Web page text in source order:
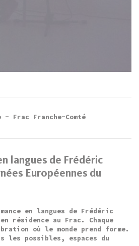
langues de Frédéric
Européennes du
en langues de Frédéric
résidence au Frac. Chaque
où le monde prend forme.
les possibles, espaces du
Frac Franche-Comté